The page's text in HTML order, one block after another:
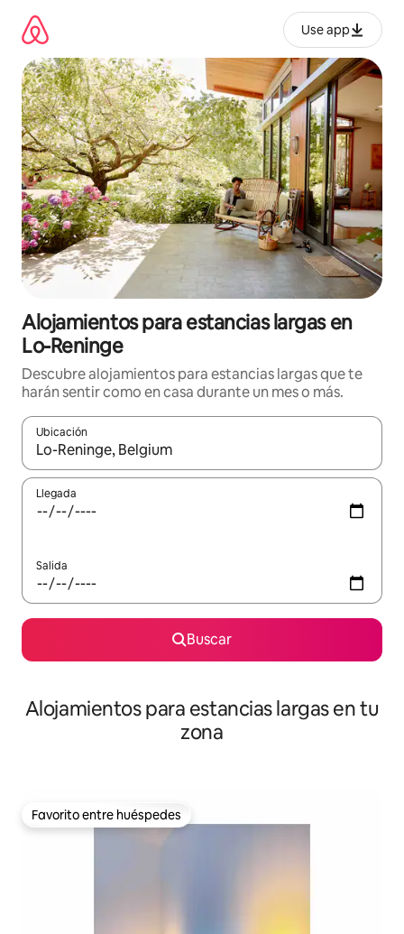
contenido
Use app
Alojamientos para estancias largas en
Lo-Reninge
Descubre alojamientos para estancias largas que te
harán sentir como en casa durante un mes o más.
Ubicación
Cuando los resultados estén disponibles, podrás navegar
Llegada
Salida
Buscar
Alojamientos para estancias largas en tu
zona
Favorito entre huéspedes
Favorito entre huéspedes